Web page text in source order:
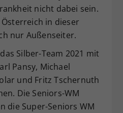
nicht dabei sein.
in dieser
nur Außenseiter.
Silber-Team 2021 mit
Pansy, Michael
und Fritz Tschernuth
Die Seniors-WM
die Super-Seniors WM